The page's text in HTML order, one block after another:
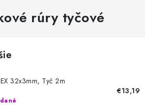
rúry tyčové
32x3mm, Tyč 2m
€13,19